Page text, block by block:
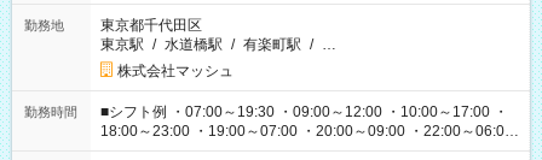
勤務地
東京都千代田区
東京駅 / 水道橋駅 / 有楽町駅 / …
株式会社マッシュ
勤務時間
■シフト例 ・07:00～19:30 ・09:00～12:00 ・10:00～17:00 ・
18:00～23:00 ・19:00～07:00 ・20:00～09:00 ・22:00～06:00
etc ★最短で3時間で5,120円のお仕事から 15時間で2万円近く稼